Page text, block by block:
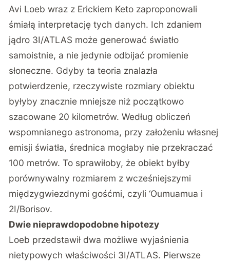
Avi Loeb wraz z Erickiem Keto zaproponowali
śmiałą interpretację tych danych. Ich zdaniem
jądro 3I/ATLAS może generować światło
samoistnie, a nie jedynie odbijać promienie
słoneczne. Gdyby ta teoria znalazła
potwierdzenie, rzeczywiste rozmiary obiektu
byłyby znacznie mniejsze niż początkowo
szacowane 20 kilometrów. Według obliczeń
wspomnianego astronoma, przy założeniu własnej
emisji światła, średnica mogłaby nie przekraczać
100 metrów. To sprawiłoby, że obiekt byłby
porównywalny rozmiarem z wcześniejszymi
międzygwiezdnymi gośćmi, czyli ‘Oumuamua i
2I/Borisov.
Dwie nieprawdopodobne hipotezy
Loeb przedstawił dwa możliwe wyjaśnienia
nietypowych właściwości 3I/ATLAS. Pierwsze